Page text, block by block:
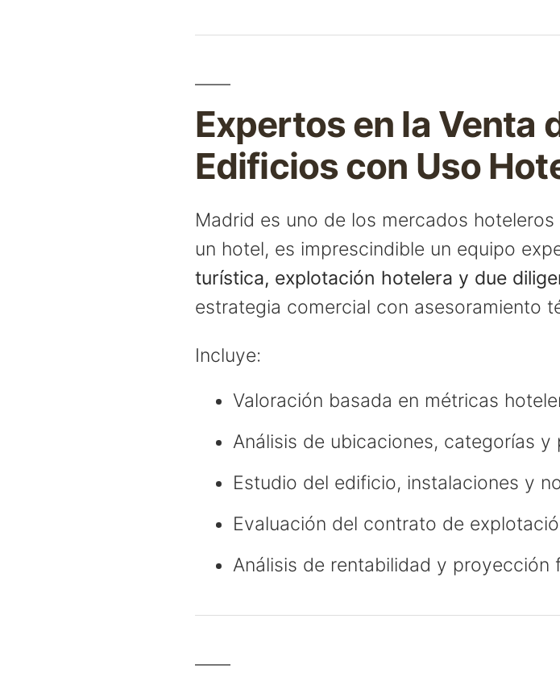
Expertos en la Venta
Edificios con Uso
Madrid es uno de los mercados
un hotel, es imprescindible un equipo
turística, explotación hotelera y due
estrategia comercial con asesoramiento
Incluye:
Valoración basada en métricas
Análisis de ubicaciones, categorías
Estudio del edificio, instalaciones y
Evaluación del contrato de
Análisis de rentabilidad y proyección